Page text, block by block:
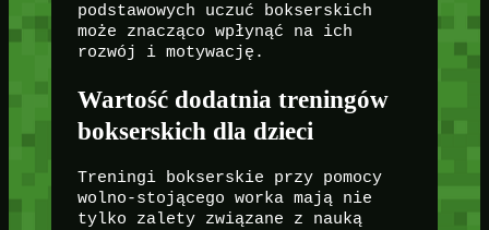
podstawowych uczuć bokserskich
może znacząco wpłynąć na ich
rozwój i motywację.
Wartość dodatnia treningów
bokserskich dla dzieci
Treningi bokserskie przy pomocy
wolno-stojącego worka mają nie
tylko zalety związane z nauką